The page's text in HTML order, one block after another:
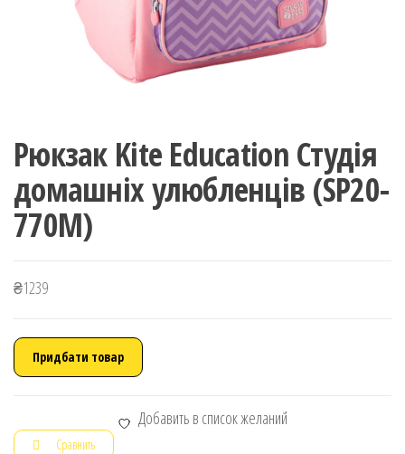
Рюкзак Kite Education Студія
домашніх улюбленців (SP20-
770M)
₴1239
Придбати товар
Добавить в список желаний
Сравнить